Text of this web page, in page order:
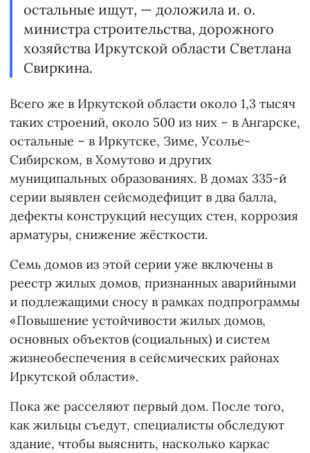
остальные ищут, — доложила и. о.
министра строительства, дорожного
хозяйства Иркутской области Светлана
Свиркина.
Всего же в Иркутской области около 1,3 тысяч
таких строений, около 500 из них – в Ангарске,
остальные – в Иркутске, Зиме, Усолье-
Сибирском, в Хомутово и других
муниципальных образованиях. В домах 335-й
серии выявлен сейсмодефицит в два балла,
дефекты конструкций несущих стен, коррозия
арматуры, снижение жёсткости.
Семь домов из этой серии уже включены в
реестр жилых домов, признанных аварийными
и подлежащими сносу в рамках подпрограммы
«Повышение устойчивости жилых домов,
основных объектов (социальных) и систем
жизнеобеспечения в сейсмических районах
Иркутской области».
Пока же расселяют первый дом. После того,
как жильцы съедут, специалисты обследуют
здание, чтобы выяснить, насколько каркас